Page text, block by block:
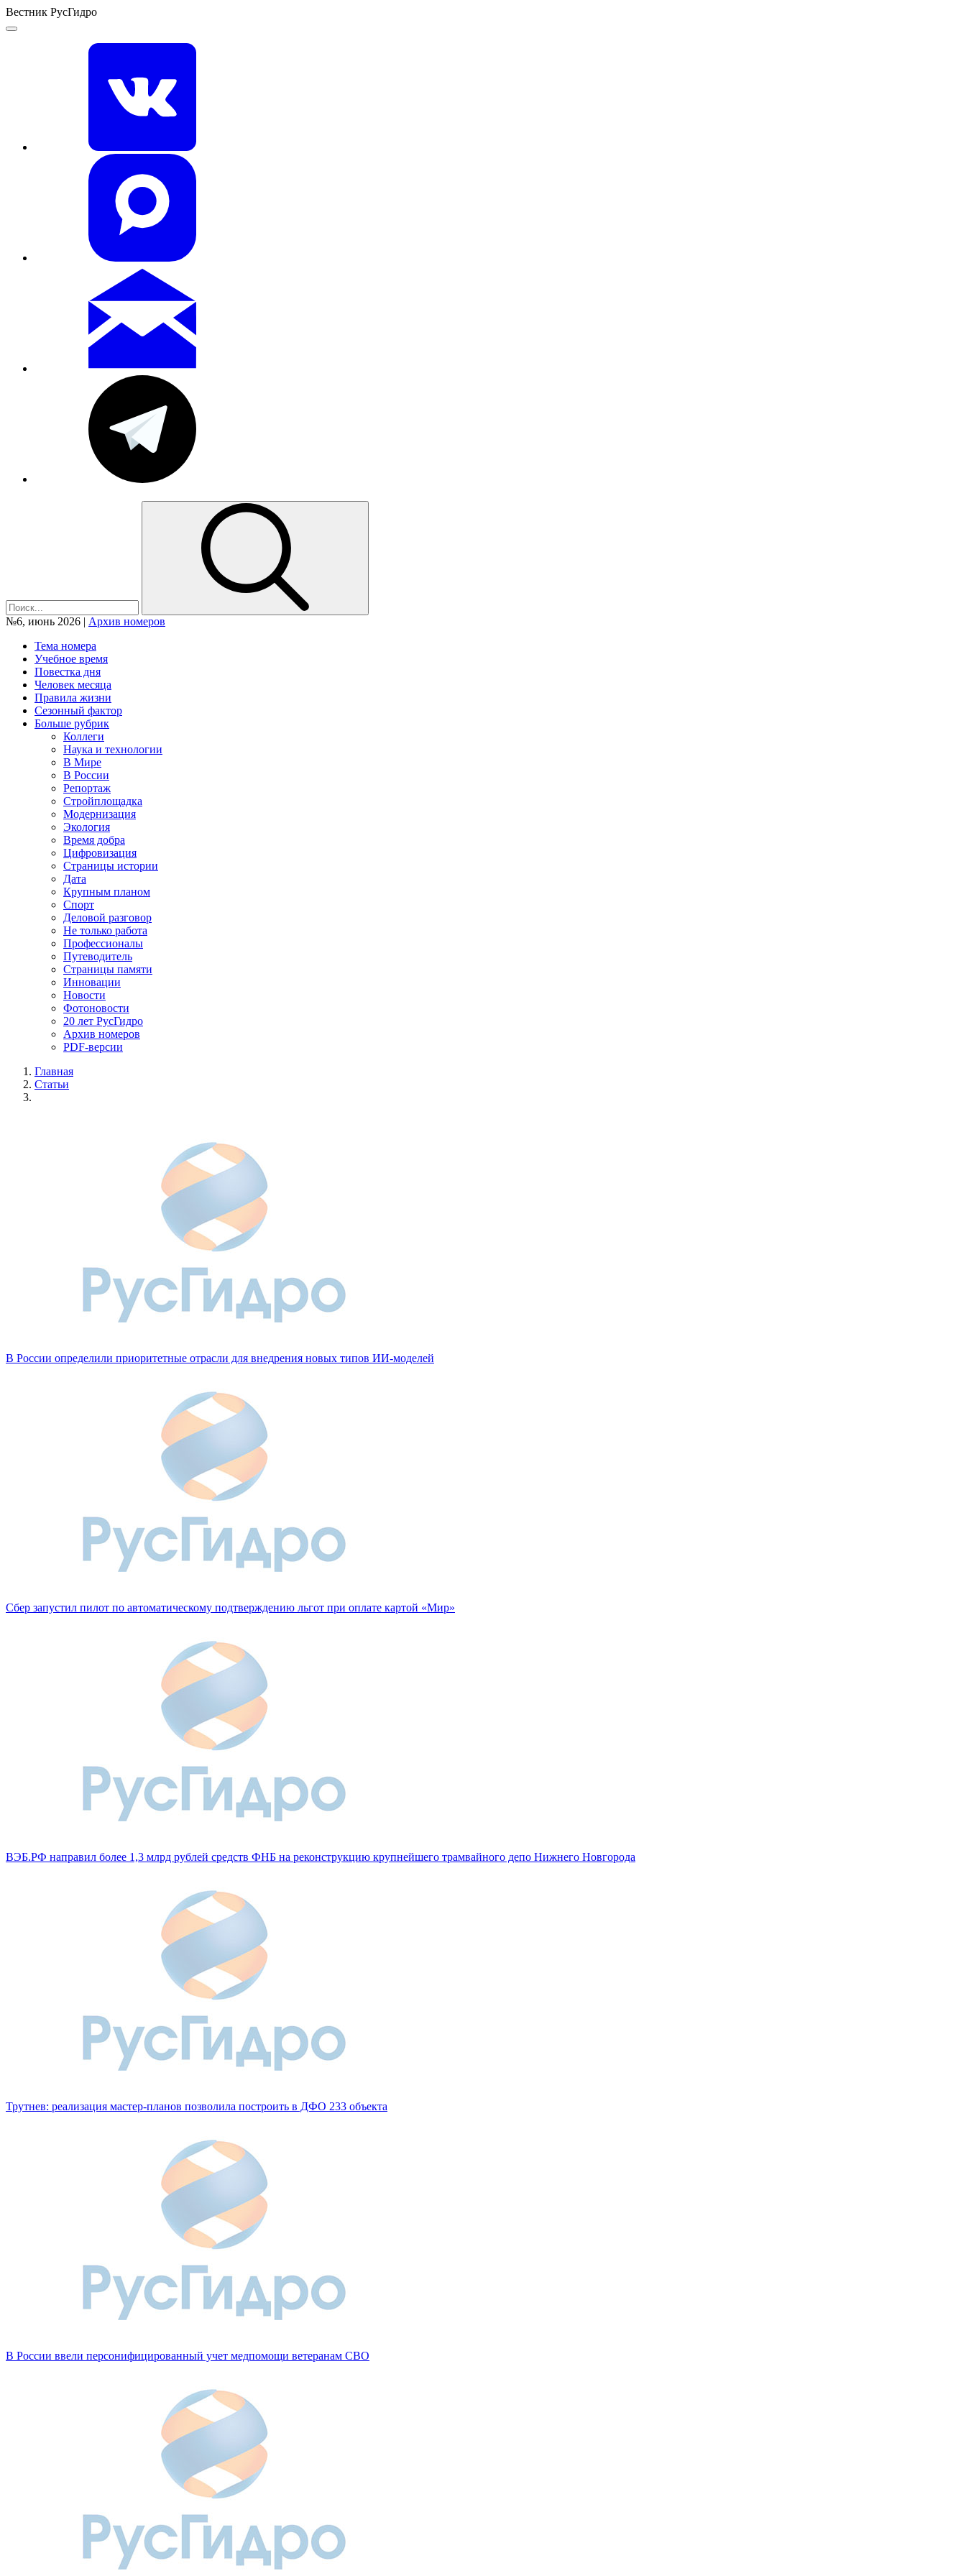
Вестник РусГидро
№6, июнь 2026 | Архив номеров
Тема номера
Учебное время
Повестка дня
Человек месяца
Правила жизни
Сезонный фактор
Больше рубрик
Коллеги
Наука и технологии
В Мире
В России
Репортаж
Стройплощадка
Модернизация
Экология
Время добра
Цифровизация
Страницы истории
Дата
Крупным планом
Спорт
Деловой разговор
Не только работа
Профессионалы
Путеводитель
Страницы памяти
Инновации
Новости
Фотоновости
20 лет РусГидро
Архив номеров
PDF-версии
Главная
Статьи
В России определили приоритетные отрасли для внедрения новых типов ИИ-моделей
Сбер запустил пилот по автоматическому подтверждению льгот при оплате картой «Мир»
ВЭБ.РФ направил более 1,3 млрд рублей средств ФНБ на реконструкцию крупнейшего трамвайного депо Нижнего Новгорода
Трутнев: реализация мастер-планов позволила построить в ДФО 233 объекта
В России ввели персонифицированный учет медпомощи ветеранам СВО